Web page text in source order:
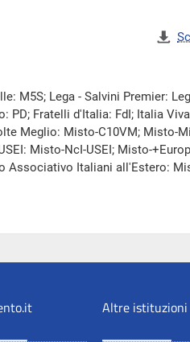
M5S; Lega - Salvini Premier:
PD; Fratelli d'Italia: FdI; Italia
Meglio: Misto-C10VM; Misto-
Misto-NcI-USEI; Misto-
Associativo Italiani all'Estero:
Altre istituzioni